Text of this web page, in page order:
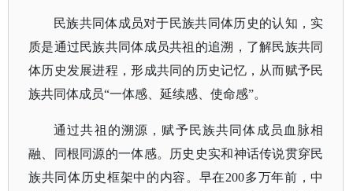
民族共同体成员对于民族共同体历史的认知，实
质是通过民族共同体成员共祖的追溯，了解民族共同
体历史发展进程，形成共同的历史记忆，从而赋予民
族共同体成员“一体感、延续感、使命感”。
通过共祖的溯源，赋予民族共同体成员血脉相
融、同根同源的一体感。
历史史实和神话传说贯穿民
族共同体历史框架中的内容。早在200多万年前，中